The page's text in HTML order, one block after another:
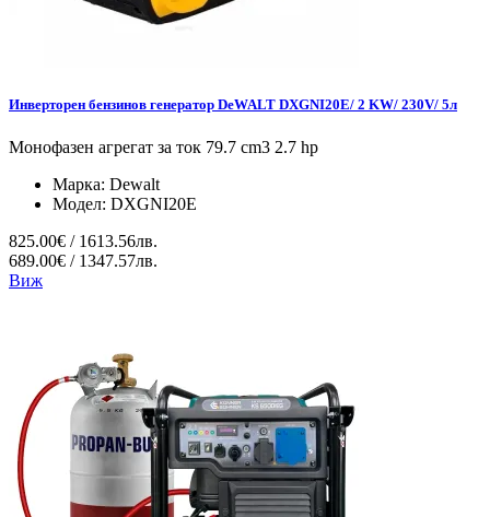
Инверторен бензинов генератор DeWALT DXGNI20E/ 2 KW/ 230V/ 5л
Монофазен агрегат за ток 79.7 cm3 2.7 hp
Марка: Dewalt
Модел: DXGNI20E
825.00€ / 1613.56лв.
689.00€ / 1347.57лв.
Виж